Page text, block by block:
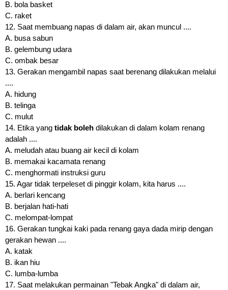
B. bola basket
C. raket
12. Saat membuang napas di dalam air, akan muncul ....
A. busa sabun
B. gelembung udara
C. ombak besar
13. Gerakan mengambil napas saat berenang dilakukan melalui
....
A. hidung
B. telinga
C. mulut
14. Etika yang tidak boleh dilakukan di dalam kolam renang
adalah ....
A. meludah atau buang air kecil di kolam
B. memakai kacamata renang
C. menghormati instruksi guru
15. Agar tidak terpeleset di pinggir kolam, kita harus ....
A. berlari kencang
B. berjalan hati-hati
C. melompat-lompat
16. Gerakan tungkai kaki pada renang gaya dada mirip dengan
gerakan hewan ....
A. katak
B. ikan hiu
C. lumba-lumba
17. Saat melakukan permainan "Tebak Angka" di dalam air,